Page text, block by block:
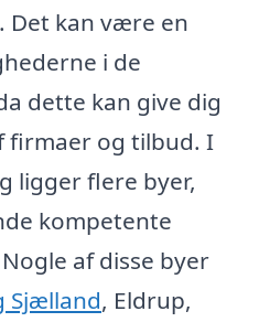
Det kan være en
i de
dette kan give dig
firmaer og tilbud. I
ligger flere byer,
kompetente
af disse byer
Sjælland, Eldrup,